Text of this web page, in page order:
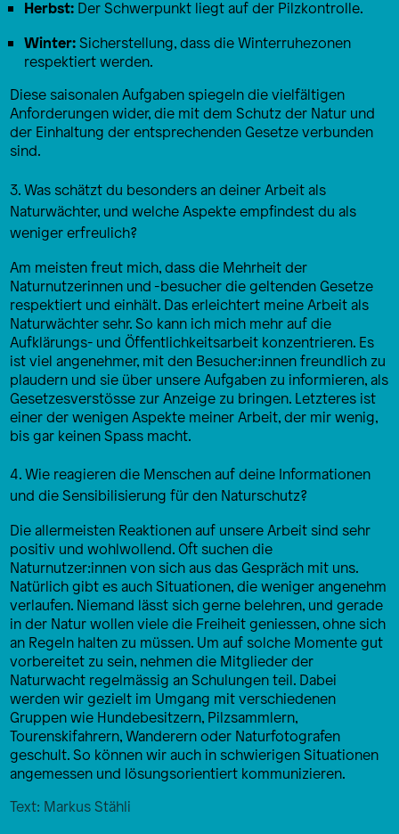
Herbst: Der Schwerpunkt liegt auf der Pilzkontrolle.
Winter:Sicherstellung, dass die Winterruhezonen
respektiert werden.
Diese saisonalen Aufgaben spiegeln die vielfältigen
Anforderungen wider, die mit dem Schutz der Natur und
der Einhaltung der entsprechenden Gesetze verbunden
sind.
3. Was schätzt du besonders an deiner Arbeit als
Naturwächter, und welche Aspekte empfindest du als
weniger erfreulich?
Am meisten freut mich, dass die Mehrheit der
Naturnutzerinnen und -besucher die geltenden Gesetze
respektiert und einhält. Das erleichtert meine Arbeit als
Naturwächter sehr. So kann ich mich mehr auf die
Aufklärungs- und Öffentlichkeitsarbeit konzentrieren. Es
ist viel angenehmer, mit den Besucher:innen freundlich zu
plaudern und sie über unsere Aufgaben zu informieren, als
Gesetzesverstösse zur Anzeige zu bringen. Letzteres ist
einer der wenigen Aspekte meiner Arbeit, der mir wenig,
bis gar keinen Spass macht.
4. Wie reagieren die Menschen auf deine Informationen
und die Sensibilisierung für den Naturschutz?
Die allermeisten Reaktionen auf unsere Arbeit sind sehr
positiv und wohlwollend. Oft suchen die
Naturnutzer:innen von sich aus das Gespräch mit uns.
Natürlich gibt es auch Situationen, die weniger angenehm
verlaufen. Niemand lässt sich gerne belehren, und gerade
in der Natur wollen viele die Freiheit geniessen, ohne sich
an Regeln halten zu müssen. Um auf solche Momente gut
vorbereitet zu sein, nehmen die Mitglieder der
Naturwacht regelmässig an Schulungen teil. Dabei
werden wir gezielt im Umgang mit verschiedenen
Gruppen wie Hundebesitzern, Pilzsammlern,
Tourenskifahrern, Wanderern oder Naturfotografen
geschult. So können wir auch in schwierigen Situationen
angemessen und lösungsorientiert kommunizieren.
Text: Markus Stähli